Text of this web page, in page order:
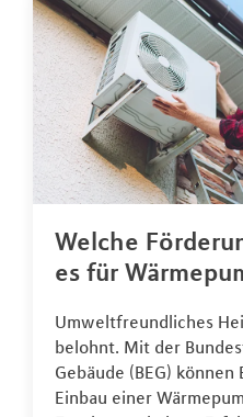
Welche
es für
Umweltfreundliches
belohnt. Mit der
Gebäude (BEG)
Einbau einer